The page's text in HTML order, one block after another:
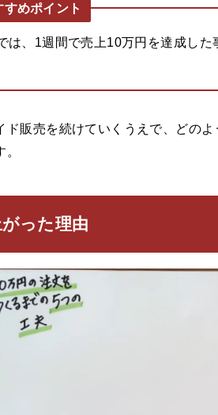
めポイント
は、1週間で売上10万円を達成し
ド販売を続けていくうえで、どの
った理由